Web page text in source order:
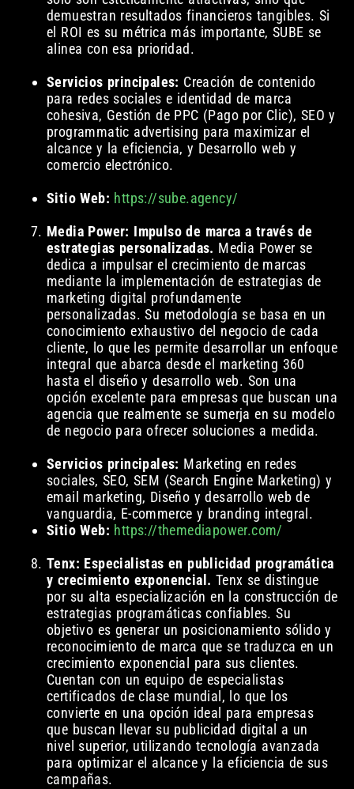
demuestran resultados financieros tangibles. Si
el ROI es su métrica más importante, SUBE se
alinea con esa prioridad.
Servicios principales: Creación de contenido
para redes sociales e identidad de marca
cohesiva, Gestión de PPC (Pago por Clic), SEO y
programmatic advertising para maximizar el
alcance y la eficiencia, y Desarrollo web y
comercio electrónico.
Sitio Web: https://sube.agency/
Media Power: Impulso de marca a través de
estrategias personalizadas. Media Power se
dedica a impulsar el crecimiento de marcas
mediante la implementación de estrategias de
marketing digital profundamente
personalizadas. Su metodología se basa en un
conocimiento exhaustivo del negocio de cada
cliente, lo que les permite desarrollar un enfoque
integral que abarca desde el marketing 360
hasta el diseño y desarrollo web. Son una
opción excelente para empresas que buscan una
agencia que realmente se sumerja en su modelo
de negocio para ofrecer soluciones a medida.
Servicios principales: Marketing en redes
sociales, SEO, SEM (Search Engine Marketing) y
email marketing, Diseño y desarrollo web de
vanguardia, E-commerce y branding integral.
Sitio Web: https://themediapower.com/
Tenx: Especialistas en publicidad programática
y crecimiento exponencial. Tenx se distingue
por su alta especialización en la construcción de
estrategias programáticas confiables. Su
objetivo es generar un posicionamiento sólido y
reconocimiento de marca que se traduzca en un
crecimiento exponencial para sus clientes.
Cuentan con un equipo de especialistas
certificados de clase mundial, lo que los
convierte en una opción ideal para empresas
que buscan llevar su publicidad digital a un
nivel superior, utilizando tecnología avanzada
para optimizar el alcance y la eficiencia de sus
campañas.